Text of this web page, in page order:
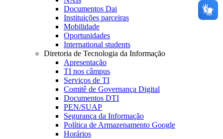
Documentos Dai
Instituições parceiras
Mobilidade
Oportunidades
International students
Diretoria de Tecnologia da Informação
Apresentação
TI nos câmpus
Serviços de TI
Comitê de Governança Digital
Documentos DTI
PEN/SUAP
Segurança da Informação
Política de Armazenamento Google
Horários